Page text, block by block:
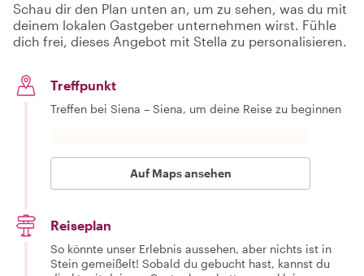
Schau dir den Plan unten an, um zu sehen, was du mit
deinem lokalen Gastgeber unternehmen wirst. Fühle
dich frei, dieses Angebot mit Stella zu personalisieren.
Treffpunkt
Treffen bei Siena – Siena, um deine Reise zu beginnen
Auf Maps ansehen
Reiseplan
So könnte unser Erlebnis aussehen, aber nichts ist in
Stein gemeißelt! Sobald du gebucht hast, kannst du